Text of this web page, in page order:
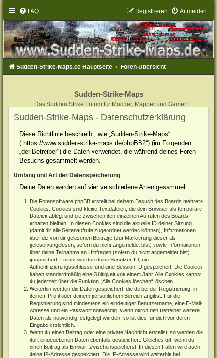
FAQ Anmelden
Registrieren
Sudden-Strike-Maps.de Hauptseite Foren-Übersicht
Sudden-Strike-Maps
Das Sudden Strike Forum für Modder, Mapper und Gamer !
Sudden-Strike-Maps - Datenschutzerklärung
Diese Richtlinie beschreibt, wie „Sudden-Strike-Maps“
(„https://www.sudden-strike-maps.de/phpBB2“) (im Folgenden
„der Betreiber“) die Daten verwendet, die während deines Foren-
Besuchs gesammelt werden.
Umfang und Art der Datenspeicherung
Deine Daten werden auf vier verschiedene Arten gesammelt:
Die Forensoftware phpBB erstellt bei deinem Besuch des Boards mehrere
Cookies. Cookies sind kleine Textdateien, die dein Browser als temporäre
Dateien ablegt und die zwischen den einzelnen Aufrufen des Boards
erhalten bleiben. In diesen Cookies sind die aktuelle ID deiner Sitzung
(damit dir alle Seitenaufrufe zugeordnet werden können), Informationen
über die von dir gelesenen Beiträge (zur Markierung dieser als
gelesen/ungelesen; sofern du nicht angemeldet bist) sowie Informationen
über deine Teilnahme an Umfragen (sofern du nicht angemeldet bist)
gespeichert. Ferner werden deine Benutzer-ID, ein
Authentifizierungsschlüssel und eine Session-ID gespeichert. Die Cookies
haben standardmäßig eine Gültigkeit von einem Jahr. Alle Cookies kannst
du jederzeit über die Funktion „Alle Cookies löschen“ löschen.
Weiterhin werden die Daten gespeichert, die du bei der Registrierung, in
deinem Profil oder deinem persönlichem Bereich angibst. Für die
Registrierung sind mindestens ein eindeutiger Benutzername, eine E-Mail-
Adresse und ein Passwort notwendig. Wenn durch den Betreiber weitere
Daten als notwendig festgelegt wurden, so ist dies für dich vor deren
Eingabe ersichtlich.
Wenn du einen Beitrag oder eine private Nachricht erstellst, so werden die
dort eingegebenen Daten ebenfalls gespeichert. Gleiches gilt, wenn du
einen Beitrag als Entwurf zwischenspeicherst. In diesen Fällen wird auch
deine IP-Adresse gespeichert. Die IP-Adresse wird weiterhin bei